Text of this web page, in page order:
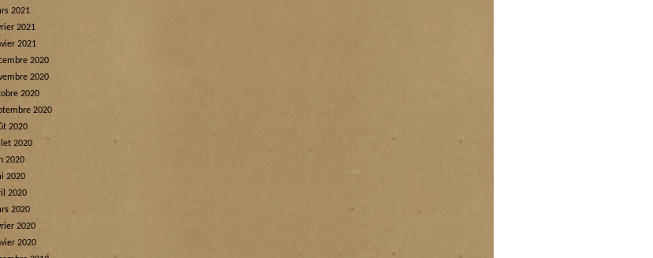
2021
2021
2021
2020
2020
2020
2020
2020
2020
2020
2020
2020
2020
2020
2020